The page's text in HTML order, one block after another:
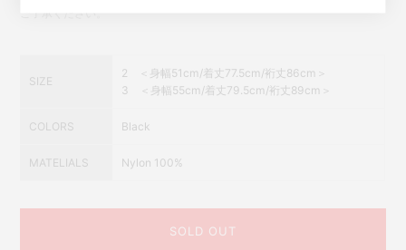
ご了承ください。
SIZE
2 ＜身幅51cm/着丈77.5cm/裄丈86cm＞
3 ＜身幅55cm/着丈79.5cm/裄丈89cm＞
COLORS Black
MATELIALS Nylon 100%
SOLD OUT